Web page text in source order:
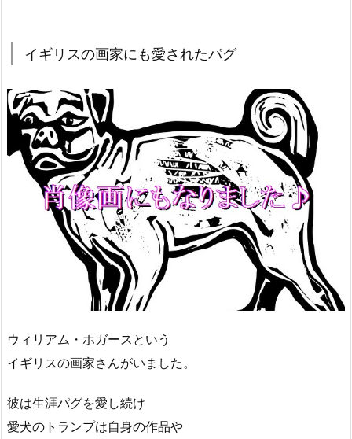
イギリスの画家にも愛されたパグ
ウィリアム・ホガースという
イギリスの画家さんがいました。
彼は生涯パグを愛し続け
愛犬のトランプは自身の作品や